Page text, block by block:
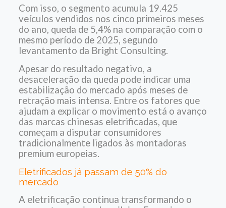
Com isso, o segmento acumula 19.425
veículos vendidos nos cinco primeiros meses
do ano, queda de 5,4% na comparação com o
mesmo período de 2025, segundo
levantamento da Bright Consulting.
Apesar do resultado negativo, a
desaceleração da queda pode indicar uma
estabilização do mercado após meses de
retração mais intensa. Entre os fatores que
ajudam a explicar o movimento está o avanço
das marcas chinesas eletrificadas, que
começam a disputar consumidores
tradicionalmente ligados às montadoras
premium europeias.
Eletrificados já passam de 50% do
mercado
A eletrificação continua transformando o